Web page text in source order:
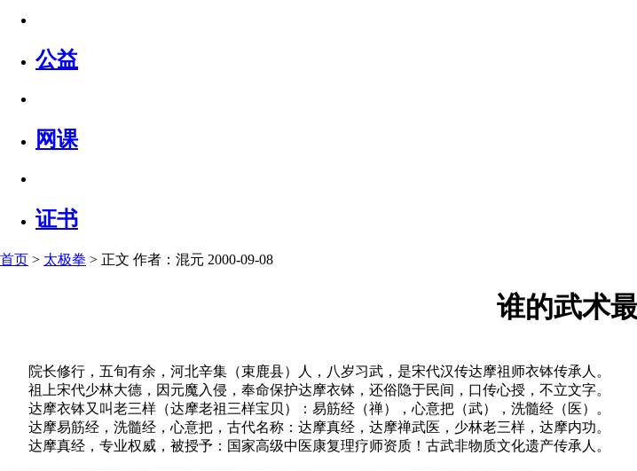
公益
网课
证书
首页 > 太极拳 > 正文 作者：混元 2000-09-08
谁的武术
院长修行，五旬有余，河北辛集（束鹿县）人，八岁习武，是宋代汉传达摩祖师衣钵传承人。
祖上宋代少林大德，因元魔入侵，奉命保护达摩衣钵，还俗隐于民间，口传心授，不立文字。
达摩衣钵又叫老三样（达摩老祖三样宝贝）：易筋经（禅），心意把（武），洗髓经（医）。
达摩易筋经，洗髓经，心意把，古代名称：达摩真经，达摩禅武医，少林老三样，达摩内功。
达摩真经，专业权威，被授予：国家高级中医康复理疗师资质！古武非物质文化遗产传承人。